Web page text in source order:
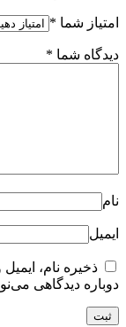
امتیاز شما *
دیدگاه شما *
نام
ایمیل
ذخیره نام،
دوباره دیدگاهی